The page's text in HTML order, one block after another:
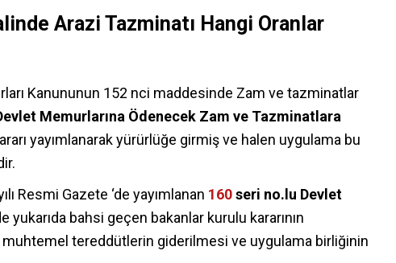
Arazi Tazminatı Hangi Oranlar
Kanununun 152 nci maddesinde Zam ve tazminatlar
Memurlarına Ödenecek Zam ve Tazminatlara
yayımlanarak yürürlüğe girmiş ve halen uygulama bu
Resmi Gazete ‘de yayımlanan 160seri no.lu Devlet
yukarıda bahsi geçen bakanlar kurulu kararının
muhtemel tereddütlerin giderilmesi ve uygulama birliğinin